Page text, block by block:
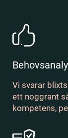
Vi svarar
ett noggrant
kompetens,